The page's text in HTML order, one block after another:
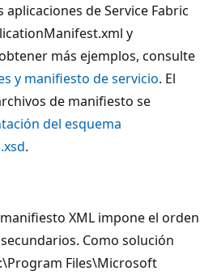
de Service Fabric
y
más ejemplos, consulte
y manifiesto de servicio. El
de manifiesto se
del esquema
.
XML impone el orden
Como solución
Files\Microsoft